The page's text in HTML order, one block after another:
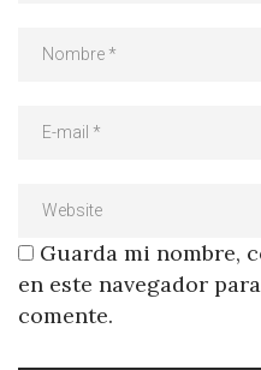
Guarda mi nombre,
en este navegador
comente.